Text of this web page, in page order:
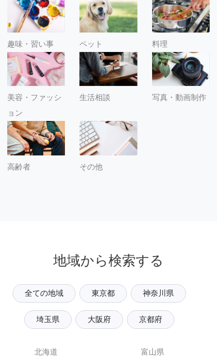
趣味・習い事 ペット 料理
美容・ファッシ
ョン
生活相談 写真・動画制作
高齢者 その他
地域から検索する
全ての地域 東京都 神奈川県
埼玉県 大阪府 京都府
北海道
富山県